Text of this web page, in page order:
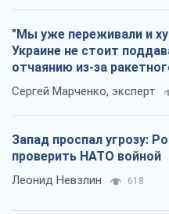
"Мы уже переживали и
Украине не стоит
отчаянию из-за
Сергей Марченко, эксперт
Запад проспал угрозу:
проверить НАТО войной
Леонид Невзлин 618